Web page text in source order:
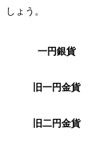
しょう。
一円銀貨
旧一円金貨
旧二円金貨